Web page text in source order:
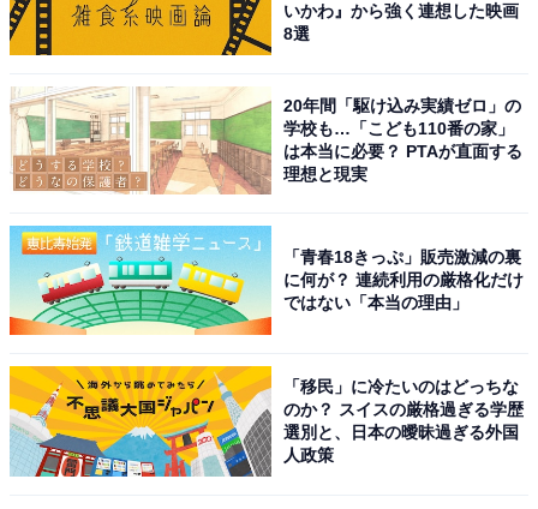
グ！ 1位は？
・
地元グルメに興味がある「国内旅行先」ランキング！ 2
位「高知県」を上回る1位は？
・プレスリリース
いかわ』から強く連想した映画
8選
20年間「駆け込み実績ゼロ」の
学校も…「こども110番の家」
は本当に必要？ PTAが直面する
理想と現実
「青春18きっぷ」販売激減の裏
に何が？ 連続利用の厳格化だけ
ではない「本当の理由」
「移民」に冷たいのはどっちな
のか？ スイスの厳格過ぎる学歴
選別と、日本の曖昧過ぎる外国
人政策